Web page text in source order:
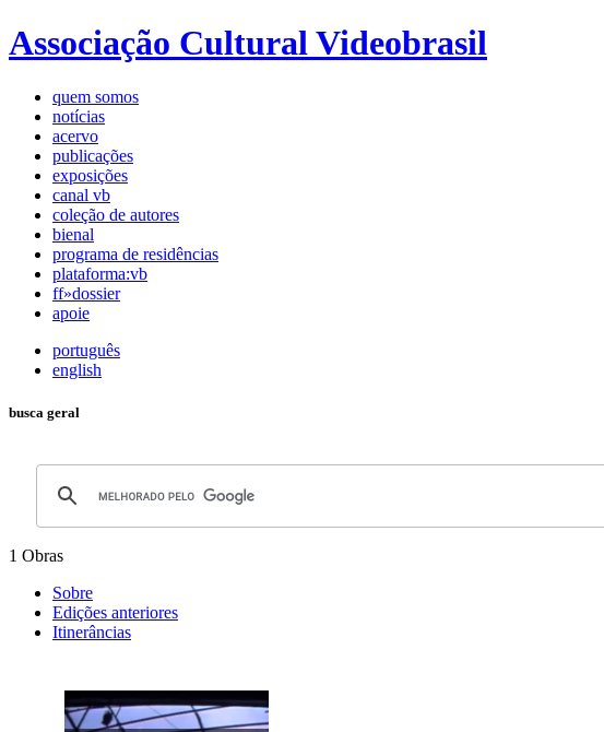
Associação Cultural Videobrasil
quem somos
notícias
acervo
publicações
exposições
canal vb
coleção de autores
bienal
programa de residências
plataforma:vb
ff»dossier
apoie
português
english
busca geral
1 Obras
Sobre
Edições anteriores
Itinerâncias